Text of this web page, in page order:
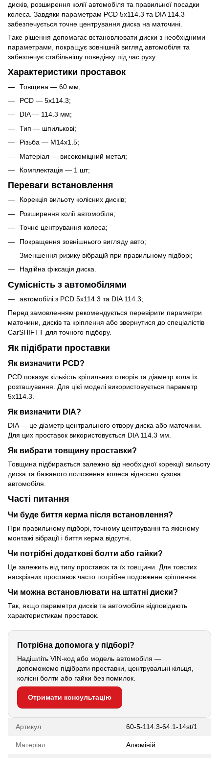
дисків, розширення колії автомобіля та правильної посадки
колеса. Завдяки параметрам PCD 5x114.3 та DIA 114.3
забезпечується точне центрування диска на маточині.
Таке рішення допомагає встановлювати диски з необхідними
параметрами, покращує зовнішній вигляд автомобіля та
забезпечує стабільнішу поведінку під час руху.
Характеристики проставок
Товщина — 60 мм;
PCD — 5x114.3;
DIA — 114.3 мм;
Тип — шпилькові;
Різьба — M14x1.5;
Матеріал — високоміцний метал;
Комплектація — 1 шт;
Переваги встановлення
Корекція вильоту колісних дисків;
Розширення колії автомобіля;
Точне центрування колеса;
Покращення зовнішнього вигляду авто;
Зменшення ризику вібрацій при правильному підборі;
Надійна фіксація диска.
Сумісність з автомобілями
автомобілі з PCD 5x114.3 та DIA 114.3;
Перед замовленням рекомендується перевірити параметри
маточини, дисків та кріплення або звернутися до спеціалістів
CarSHIFTT для точного підбору.
Як підібрати проставки
Як визначити PCD?
PCD показує кількість кріпильних отворів та діаметр кола їх
розташування. Для цієї моделі використовується параметр
5x114.3.
Як визначити DIA?
DIA — це діаметр центрального отвору диска або маточини.
Для цих проставок використовується DIA 114.3 мм.
Як вибрати товщину проставки?
Товщина підбирається залежно від необхідної корекції вильоту
диска та бажаного положення колеса відносно кузова
автомобіля.
Часті питання
Чи буде биття керма після встановлення?
При правильному підборі, точному центруванні та якісному
монтажі вібрації і биття керма відсутні.
Чи потрібні додаткові болти або гайки?
Це залежить від типу проставок та їх товщини. Для товстих
наскрізних проставок часто потрібне подовжене кріплення.
Чи можна встановлювати на штатні диски?
Так, якщо параметри дисків та автомобіля відповідають
характеристикам проставок.
Потрібна допомога у підборі?
Надішліть VIN-код або модель автомобіля —
допоможемо підібрати проставки, центрувальні кільця,
колісні болти або гайки без помилок.
Отримати консультацію
Артикул 60-5-114.3-64.1-14st/1
Матеріал Алюміній